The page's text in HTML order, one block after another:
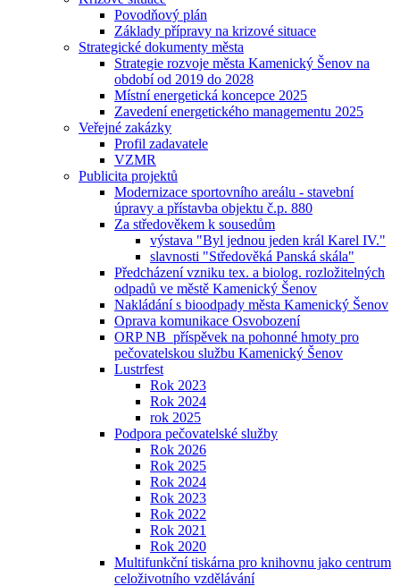
Povodňový plán
Základy přípravy na krizové situace
Strategické dokumenty města
Strategie rozvoje města Kamenický Šenov na
období od 2019 do 2028
Místní energetická koncepce 2025
Zavedení energetického managementu 2025
Veřejné zakázky
Profil zadavatele
VZMR
Publicita projektů
Modernizace sportovního areálu - stavební
úpravy a přístavba objektu č.p. 880
Za středověkem k sousedům
výstava "Byl jednou jeden král Karel IV."
slavnosti "Středověká Panská skála"
Předcházení vzniku tex. a biolog. rozložitelných
odpadů ve městě Kamenický Šenov
Nakládání s bioodpady města Kamenický Šenov
Oprava komunikace Osvobození
ORP NB_příspěvek na pohonné hmoty pro
pečovatelskou službu Kamenický Šenov
Lustrfest
Rok 2023
Rok 2024
rok 2025
Podpora pečovatelské služby
Rok 2026
Rok 2025
Rok 2024
Rok 2023
Rok 2022
Rok 2021
Rok 2020
Multifunkční tiskárna pro knihovnu jako centrum
celoživotního vzdělávání